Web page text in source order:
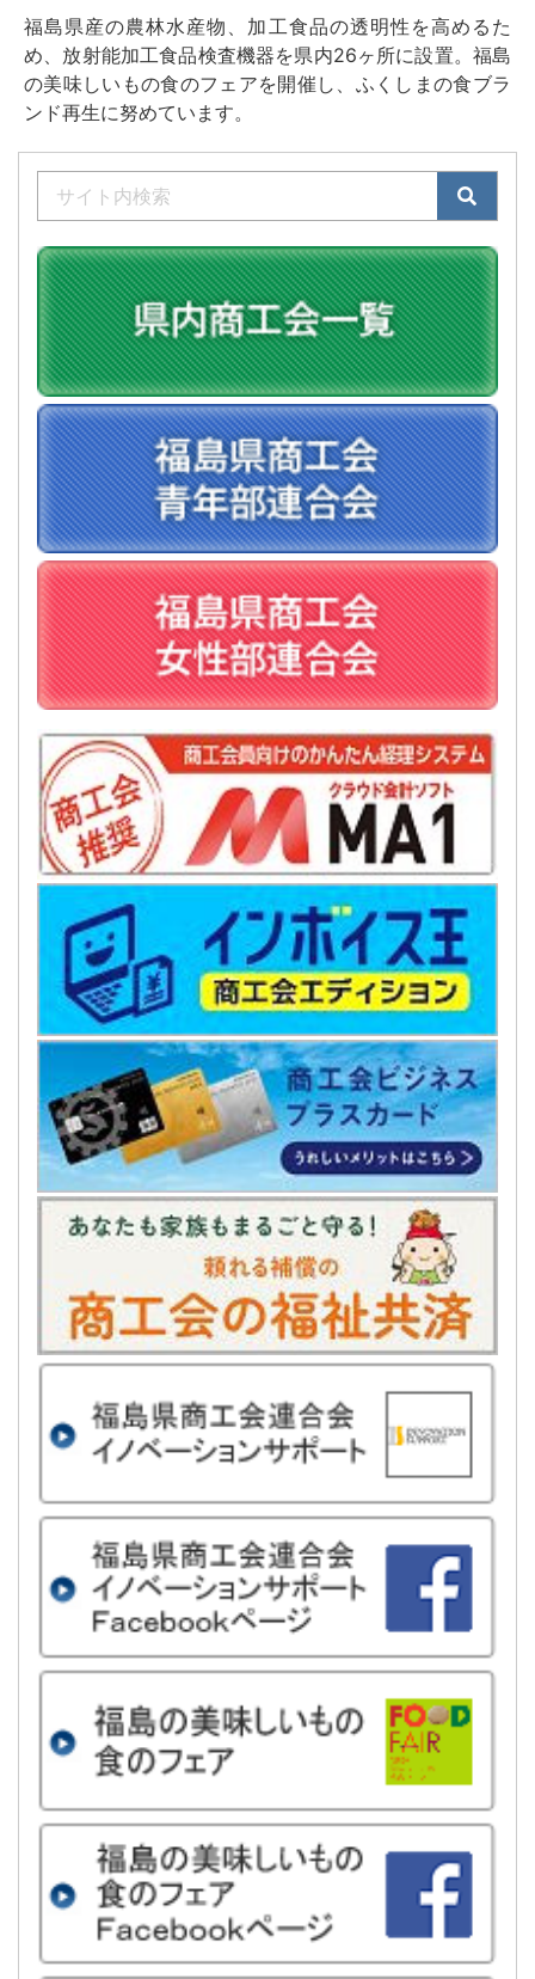
福島県産の農林水産物、加工食品の透明性を高めるた
め、放射能加工食品検査機器を県内26ヶ所に設置。福島
の美味しいもの食のフェアを開催し、ふくしまの食ブラ
ンド再生に努めています。